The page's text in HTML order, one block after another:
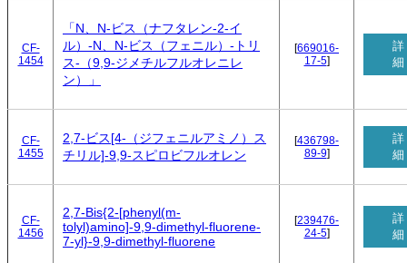
CF-
1454
「N、N-ビス（ナフタレン-2-イ
ル）-N、N-ビス（フェニル）-トリ
ス-（9,9-ジメチルフルオレニレ
ン）」
[669016-
17-5]
詳
細
CF-
1455
2,7-ビス[4-（ジフェニルアミノ）ス
チリル]-9,9-スピロビフルオレン
[436798-
89-9]
詳
細
CF-
1456
2,7-Bis{2-[phenyl(m-
tolyl)amino]-9,9-dimethyl-fluorene-
7-yl}-9,9-dimethyl-fluorene
[239476-
24-5]
詳
細